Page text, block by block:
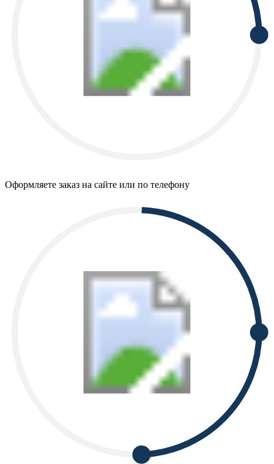
Оформляете заказ на сайте или по телефону